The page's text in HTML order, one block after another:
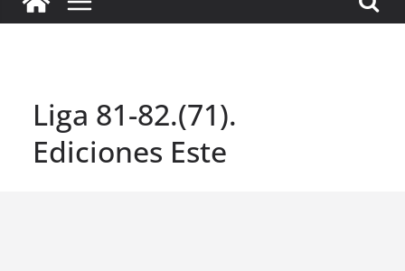
Liga 81-82.(71).
Ediciones Este